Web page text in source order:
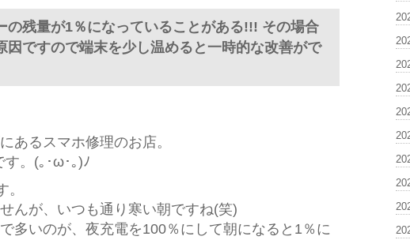
の残量が1％になっていることがある!!! その場合
因ですので端末を少し温めると一時的な改善がで
あるスマホ修理のお店。
す。(｡･ω･｡)ﾉ
んが、いつも通り寒い朝ですね(笑)
多いのが、夜充電を100％にして朝になると1％に